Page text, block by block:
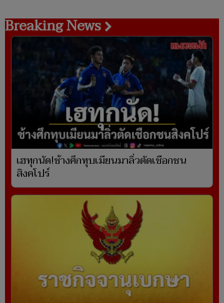
Breaking News
เฮทุกนัด!ช้างศึกทุบเมียนมาลิ่วตัดเชือกชน
สิงคโปร์